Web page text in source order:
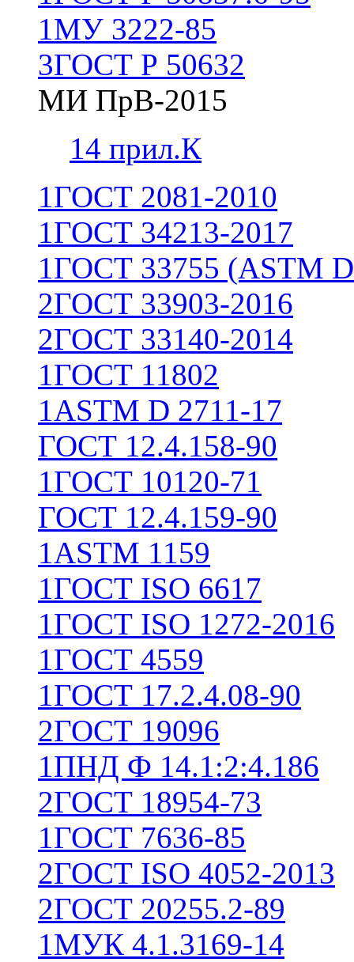
1МУ 3222-85
3ГОСТ Р 50632
МИ ПрВ-2015
14 прил.К
1ГОСТ 2081-2010
1ГОСТ 34213-2017
1ГОСТ 33755 (ASTM
2ГОСТ 33903-2016
2ГОСТ 33140-2014
1ГОСТ 11802
1ASTM D 2711-17
ГОСТ 12.4.158-90
1ГОСТ 10120-71
ГОСТ 12.4.159-90
1ASTM 1159
1ГОСТ ISO 6617
1ГОСТ ISO 1272-2016
1ГОСТ 4559
1ГОСТ 17.2.4.08-90
2ГОСТ 19096
1ПНД Ф 14.1:2:4.186
2ГОСТ 18954-73
1ГОСТ 7636-85
2ГОСТ ISO 4052-2013
2ГОСТ 20255.2-89
1МУК 4.1.3169-14